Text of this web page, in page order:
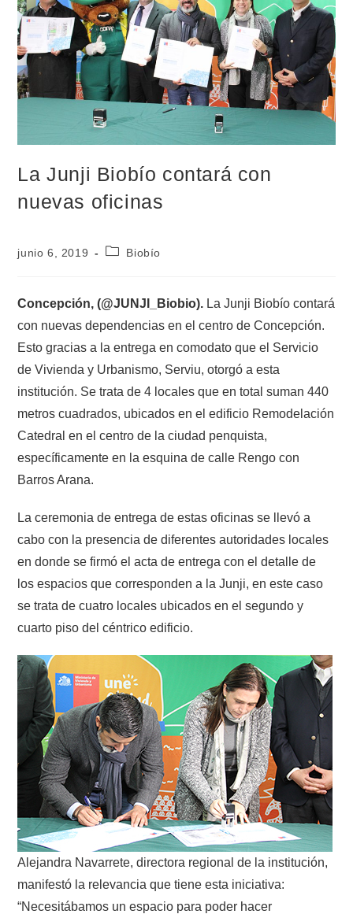
La Junji Biobío contará con
nuevas oficinas
junio 6, 2019 Biobío
Concepción, (@JUNJI_Biobio). La Junji Biobío contará
con nuevas dependencias en el centro de Concepción.
Esto gracias a la entrega en comodato que el Servicio
de Vivienda y Urbanismo, Serviu, otorgó a esta
institución. Se trata de 4 locales que en total suman 440
metros cuadrados, ubicados en el edificio Remodelación
Catedral en el centro de la ciudad penquista,
específicamente en la esquina de calle Rengo con
Barros Arana.
La ceremonia de entrega de estas oficinas se llevó a
cabo con la presencia de diferentes autoridades locales
en donde se firmó el acta de entrega con el detalle de
los espacios que corresponden a la Junji, en este caso
se trata de cuatro locales ubicados en el segundo y
cuarto piso del céntrico edificio.
Alejandra Navarrete, directora regional de la institución,
manifestó la relevancia que tiene esta iniciativa:
“Necesitábamos un espacio para poder hacer